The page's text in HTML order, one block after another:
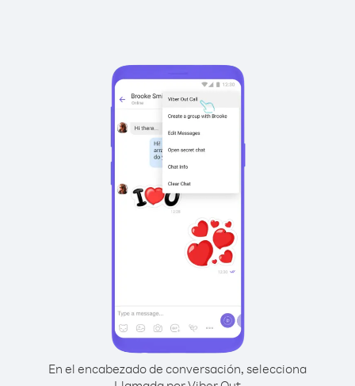
En el encabezado de conversación, selecciona